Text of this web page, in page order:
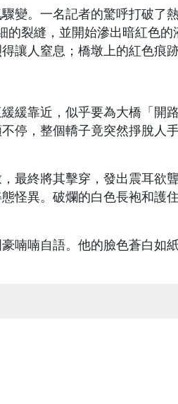
變。一名記者的驚呼打破了
的裂縫，並開始滲出暗紅色的
讓人窒息；橋墩上的紅色痕
緩靠近，似乎要為大橋「開
停，整個轎子竟突然掙脫人
最終將其擊穿，發出震耳欲
怪異。破爛的白色長袍和護
喃喃自語。他的臉色蒼白如